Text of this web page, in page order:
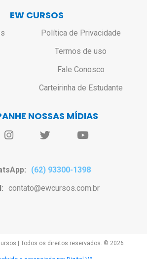
EW CURSOS
Política de Privacidade
Termos de uso
Fale Conosco
Carteirinha de Estudante
NOSSAS MÍDIAS
(62) 93300-1398
contato@ewcursos.com.br
| Todos os direitos reservados. © 2026